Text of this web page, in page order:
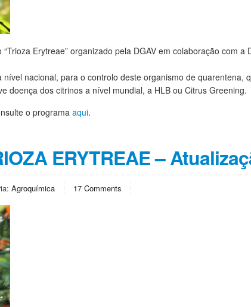
Erytreae” organizado pela DGAV em colaboração com a
nacional, para o controlo deste organismo de quarentena,
doença dos citrinos a nível mundial, a HLB ou Citrus Greening.
o programa aqui.
ERYTREAE –
Agroquímica 17 Comments